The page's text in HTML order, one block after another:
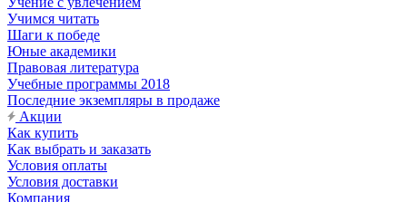
Учимся читать
Шаги к победе
Юные академики
Правовая литература
Учебные программы 2018
Последние экземпляры в продаже
Акции
Как купить
Как выбрать и заказать
Условия оплаты
Условия доставки
Компания